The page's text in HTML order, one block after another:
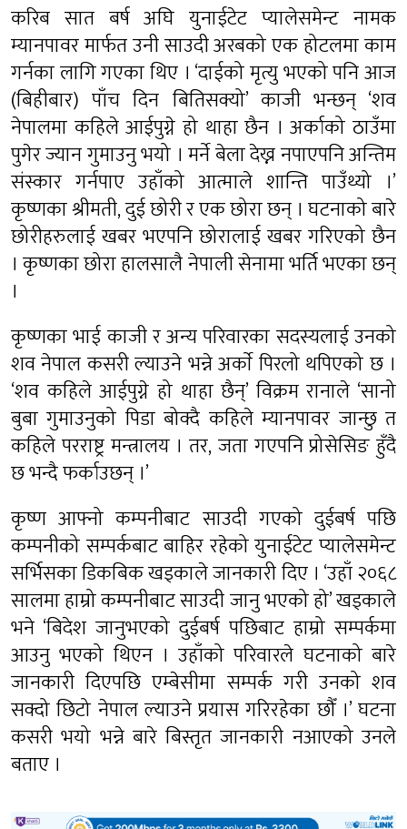
करिब सात बर्ष अघि युनाईटेट प्यालेसमेन्ट नामक
म्यानपावर मार्फत उनी साउदी अरबको एक होटलमा काम
गर्नका लागि गएका थिए । ‘दाईको मृत्यु भएको पनि आज
(बिहीबार) पाँच दिन बितिसक्यो’ काजी भन्छन् ‘शव
नेपालमा कहिले आईपुग्ने हो थाहा छैन । अर्काको ठाउँमा
पुगेर ज्यान गुमाउनु भयो । मर्ने बेला देख्न नपाएपनि अन्तिम
संस्कार गर्नपाए उहाँको आत्माले शान्ति पाउँथ्यो ।’
कृष्णका श्रीमती, दुई छोरी र एक छोरा छन् । घटनाको बारे
छोरीहरुलाई खबर भएपनि छोरालाई खबर गरिएको छैन
। कृष्णका छोरा हालसालै नेपाली सेनामा भर्ति भएका छन्
।
कृष्णका भाई काजी र अन्य परिवारका सदस्यलाई उनको
शव नेपाल कसरी ल्याउने भन्ने अर्काे पिरलो थपिएको छ ।
‘शव कहिले आईपुग्ने हो थाहा छैन्’ विक्रम रानाले ‘सानो
बुबा गुमाउनुको पिडा बोक्दै कहिले म्यानपावर जान्छु त
कहिले परराष्ट्र मन्त्रालय । तर, जता गएपनि प्रोसेसिङ हुँदै
छ भन्दै फर्काउछन् ।’
कृष्ण आफ्नो कम्पनीबाट साउदी गएको दुईबर्ष पछि
कम्पनीको सम्पर्कबाट बाहिर रहेको युनाईटेट प्यालेसमेन्ट
सर्भिसका डिकबिक खड्काले जानकारी दिए । ‘उहाँ २०६८
सालमा हाम्रो कम्पनीबाट साउदी जानु भएको हो’ खड्काले
भने ‘बिदेश जानुभएको दुईबर्ष पछिबाट हाम्रो सम्पर्कमा
आउनु भएको थिएन । उहाँको परिवारले घटनाको बारे
जानकारी दिएपछि एम्बेसीमा सम्पर्क गरी उनको शव
सक्दो छिटो नेपाल ल्याउने प्रयास गरिरहेका छौँ ।’ घटना
कसरी भयो भन्ने बारे बिस्तृत जानकारी नआएको उनले
बताए ।